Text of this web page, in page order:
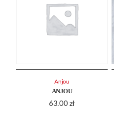
ANJOU
63.00 zł
Anjou